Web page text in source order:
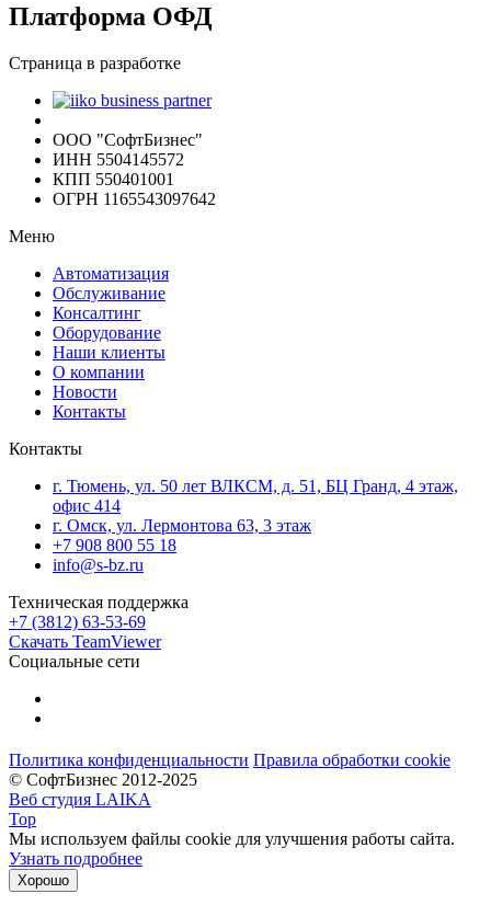
Платформа ОФД
Страница в разработке
ООО "СофтБизнес"
ИНН 5504145572
КПП 550401001
ОГРН 1165543097642
Меню
Автоматизация
Обслуживание
Консалтинг
Оборудование
Наши клиенты
О компании
Новости
Контакты
Контакты
г. Тюмень, ул. 50 лет ВЛКСМ, д. 51, БЦ Гранд, 4 этаж,
офис 414
г. Омск, ул. Лермонтова 63, 3 этаж
+7 908 800 55 18
info@s-bz.ru
Техническая поддержка
+7 (3812) 63-53-69
Скачать TeamViewer
Социальные сети
Политика конфиденциальности Правила обработки cookie
© СофтБизнес 2012-2025
Веб студия LAIKA
Top
Мы используем файлы cookie для улучшения работы сайта.
Узнать подробнее
Хорошо